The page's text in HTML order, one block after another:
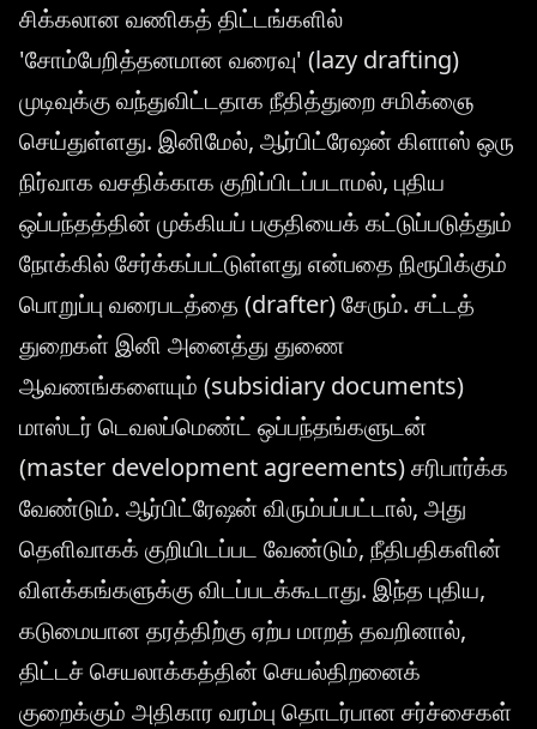
சிக்கலான வணிகத் திட்டங்களில்
'சோம்பேறித்தனமான வரைவு' (lazy drafting)
முடிவுக்கு வந்துவிட்டதாக நீதித்துறை சமிக்ஞை
செய்துள்ளது. இனிமேல், ஆர்பிட்ரேஷன் கிளாஸ் ஒரு
நிர்வாக வசதிக்காக குறிப்பிடப்படாமல், புதிய
ஒப்பந்தத்தின் முக்கியப் பகுதியைக் கட்டுப்படுத்தும்
நோக்கில் சேர்க்கப்பட்டுள்ளது என்பதை நிரூபிக்கும்
பொறுப்பு வரைபடத்தை (drafter) சேரும். சட்டத்
துறைகள் இனி அனைத்து துணை
ஆவணங்களையும் (subsidiary documents)
மாஸ்டர் டெவலப்மெண்ட் ஒப்பந்தங்களுடன்
(master development agreements) சரிபார்க்க
வேண்டும். ஆர்பிட்ரேஷன் விரும்பப்பட்டால், அது
தெளிவாகக் குறியிடப்பட வேண்டும், நீதிபதிகளின்
விளக்கங்களுக்கு விடப்படக்கூடாது. இந்த புதிய,
கடுமையான தரத்திற்கு ஏற்ப மாறத் தவறினால்,
திட்டச் செயலாக்கத்தின் செயல்திறனைக்
குறைக்கும் அதிகார வரம்பு தொடர்பான சர்ச்சைகள்